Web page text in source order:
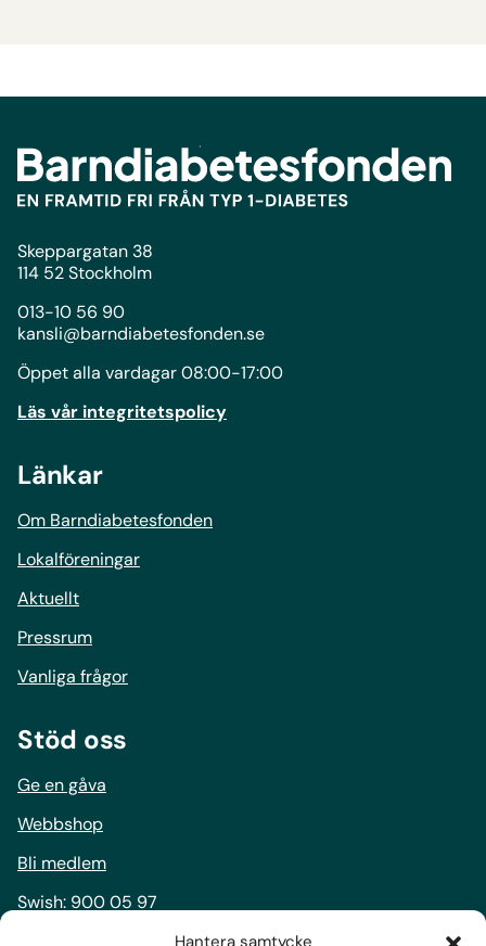
Hantera samtycke
Skeppargatan 38
114 52 Stockholm
013-10 56 90
kansli@barndiabetesfonden.se
Öppet alla vardagar 08:00-17:00
Läs vår integritetspolicy
Länkar
Om Barndiabetesfonden
Lokalföreningar
Aktuellt
Pressrum
Vanliga frågor
Stöd oss
Ge en gåva
Webbshop
Bli medlem
Swish: 900 05 97
900-0597